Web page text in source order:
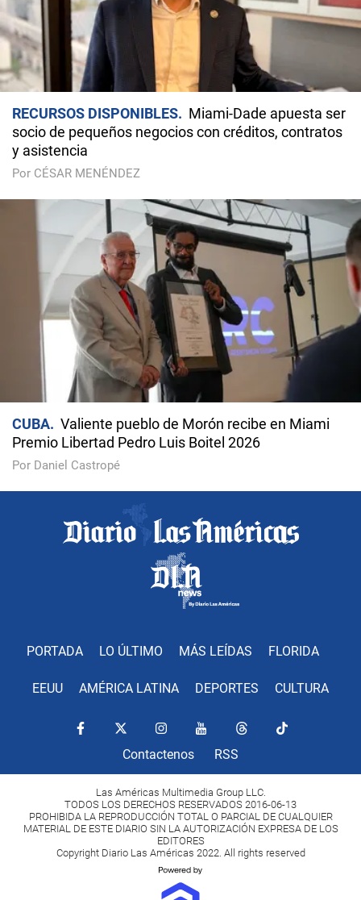
RECURSOS DISPONIBLES
Miami-Dade apuesta ser
socio de pequeños negocios con créditos, contratos
y asistencia
Por CÉSAR MENÉNDEZ
CUBA
Valiente pueblo de Morón recibe en Miami
Premio Libertad Pedro Luis Boitel 2026
Por Daniel Castropé
PORTADA LO ÚLTIMO MÁS LEÍDAS FLORIDA
EEUU AMÉRICA LATINA DEPORTES CULTURA
Contactenos RSS
Las Américas Multimedia Group LLC.
TODOS LOS DERECHOS RESERVADOS 2016-06-13
PROHIBIDA LA REPRODUCCIÓN TOTAL O PARCIAL DE CUALQUIER
MATERIAL DE ESTE DIARIO SIN LA AUTORIZACIÓN EXPRESA DE LOS
EDITORES
Copyright Diario Las Américas 2022. All rights reserved